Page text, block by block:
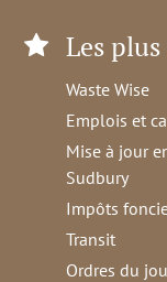
Les
Waste Wise
Emplois et
Mise à jour
Sudbury
Impôts
Transit
Ordres du